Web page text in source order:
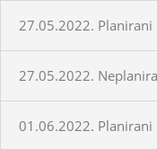
27.05.2022.
27.05.2022.
01.06.2022.